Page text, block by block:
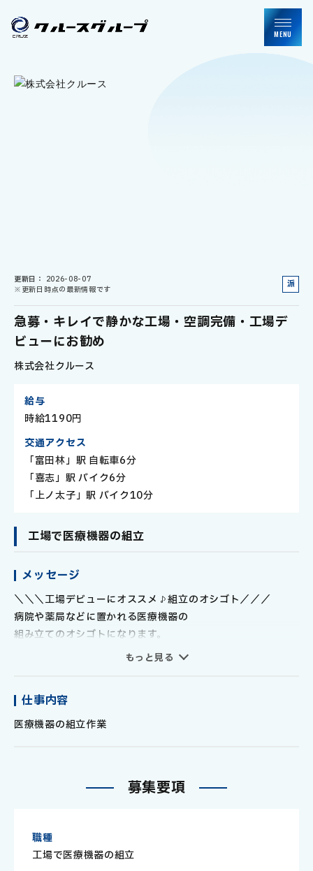
MENU
更新日
2026-08-07
※更新日時点の最新情報です
派
社
急募・キレイで静かな工場・空調完備・工場デ
ビューにお勧め
株式会社クルース
給与
時給1190円
交通アクセス
「富田林」駅 自転車6分
「喜志」駅 バイク6分
「上ノ太子」駅 バイク10分
工場で医療機器の組立
メッセージ
＼＼＼工場デビューにオススメ♪組立のオシゴト／／／
病院や薬局などに置かれる医療機器の
組み立てのオシゴトになります。
空調完備、キレイで静かな職場ですので、
もちろん経験者の方も歓迎！
業務に取り組みますので、未経験の方もご安心ください。
前日までの勤務分を簡単スマホ申請で最短即時振込OK！（銀
行指定有）
もっと見る
仕事内容
医療機器の組立作業
募集要項
職種
工場で医療機器の組立